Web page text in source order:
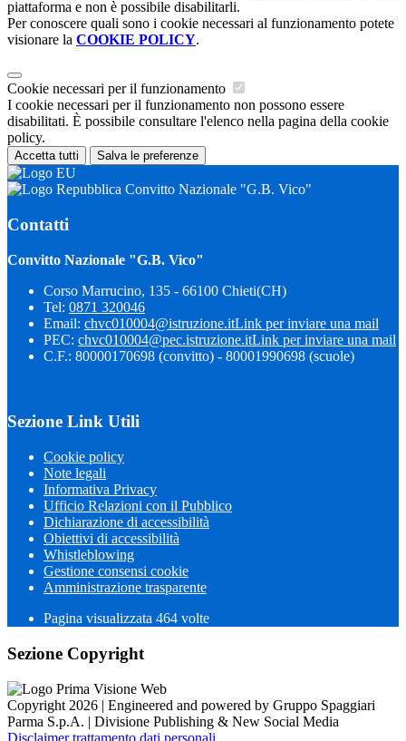
piattaforma e non è possibile disabilitarli.
Per conoscere quali sono i cookie necessari al funzionamento potete
visionare la COOKIE POLICY.
Cookie necessari per il funzionamento
I cookie necessari per il funzionamento non possono essere
disabilitati. È possibile consultare l'elenco nella pagina della cookie
policy.
Accetta tutti Salva le preferenze
Convitto Nazionale "G.B. Vico"
Contatti
Convitto Nazionale "G.B. Vico"
Corso Marrucino, 135 - 66100 Chieti(CH)
Tel: 0871 320046
Email: chvc010004@istruzione.itLink per inviare una mail
PEC: chvc010004@pec.istruzione.itLink per inviare una mail
C.F.: 80000170698 (convitto) - 80001990698 (scuole)
Sezione Link Utili
Cookie policy
Note legali
Informativa Privacy
Ufficio Relazioni con il Pubblico
Dichiarazione di accessibilità
Obiettivi di accessibilità
Whistleblowing
Gestione consensi cookie
Amministrazione trasparente
Pagina visualizzata 464 volte
Sezione Copyright
Copyright 2026 | Engineered and powered by Gruppo Spaggiari
Parma S.p.A. | Divisione Publishing & New Social Media
Disclaimer trattamento dati personali